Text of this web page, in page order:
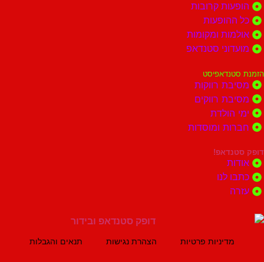
קרובות
ומקומות
סטנדאפ
רווקות
רווקים
ומוסדות
לנו
מדיניות פרטיות הצהרת נגישות תנאים והגבלות